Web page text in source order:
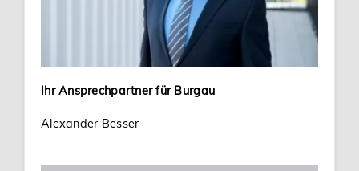
Ihr Ansprechpartner für Burgau
Alexander Besser